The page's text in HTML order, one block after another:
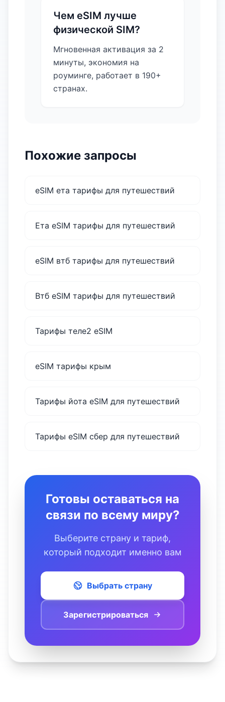
Чем eSIM лучше
физической SIM?
Мгновенная активация за 2
минуты, экономия на
роуминге, работает в 190+
странах.
Похожие запросы
eSIM ета тарифы для путешествий
Ета eSIM тарифы для путешествий
eSIM втб тарифы для путешествий
Втб eSIM тарифы для путешествий
Тарифы теле2 eSIM
eSIM тарифы крым
Тарифы йота eSIM для путешествий
Тарифы eSIM сбер для путешествий
Готовы оставаться на
связи по всему миру?
Выберите страну и тариф,
который подходит именно вам
Выбрать страну
Зарегистрироваться